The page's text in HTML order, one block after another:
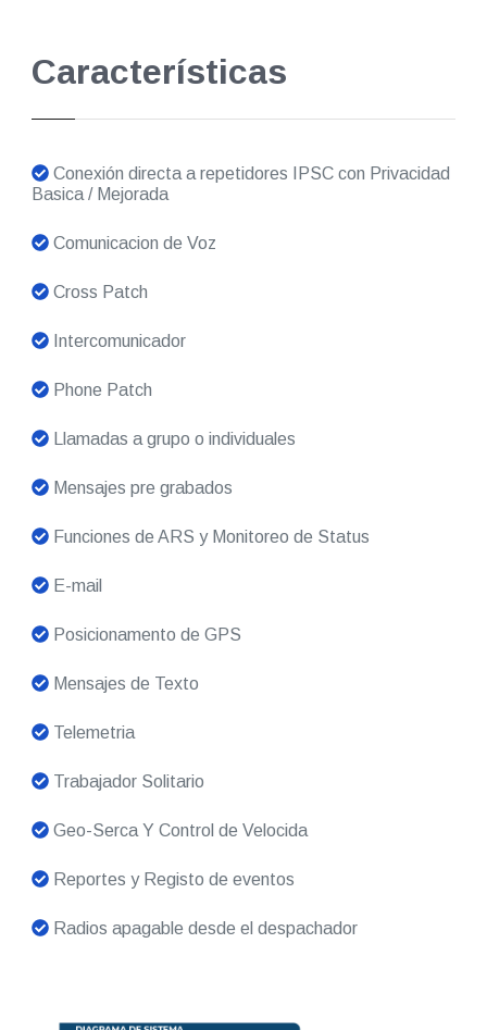
Características
Conexión directa a repetidores IPSC con Privacidad
Basica / Mejorada
Comunicacion de Voz
Cross Patch
Intercomunicador
Phone Patch
Llamadas a grupo o individuales
Mensajes pre grabados
Funciones de ARS y Monitoreo de Status
E-mail
Posicionamento de GPS
Mensajes de Texto
Telemetria
Trabajador Solitario
Geo-Serca Y Control de Velocida
Reportes y Registo de eventos
Radios apagable desde el despachador